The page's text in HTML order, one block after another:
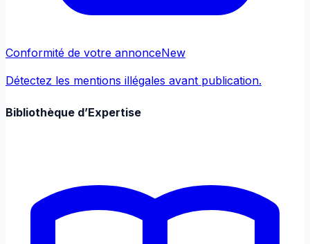
Conformité de votre annonceNew
Détectez les mentions illégales avant publication.
Bibliothèque d’Expertise